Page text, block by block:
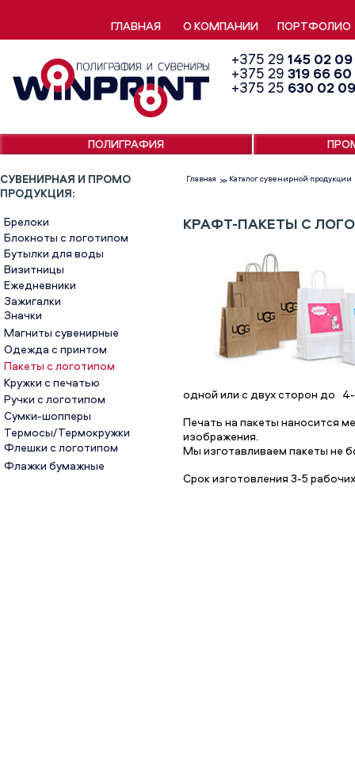
СУВЕНИРНАЯ И ПРОМО
ПРОДУКЦИЯ:
ГЛАВНАЯ О КОМПАНИИ ПОРТФОЛИО
ПОЛИГРАФИЯ
+375 29 145 02 09
+375 29 319 66 60
+375 25 630 02 09
Главная >> Каталог сувенирной продукции
Брелоки
Блокноты с логотипом
Бутылки для воды
Визитницы
Ежедневники
Зажигалки
Значки
Магниты сувенирные
Одежда с принтом
Пакеты с логотипом
Кружки с печатью
Ручки с логотипом
Сумки-шопперы
Термосы/Термокружки
Флешки с логотипом
Флажки бумажные
КРАФТ-ПАКЕТЫ С
одной или с двух сторон до
Печать на пакеты наносится
изображения.
Мы изготавливаем пакеты не
Cрок изготовления 3-5